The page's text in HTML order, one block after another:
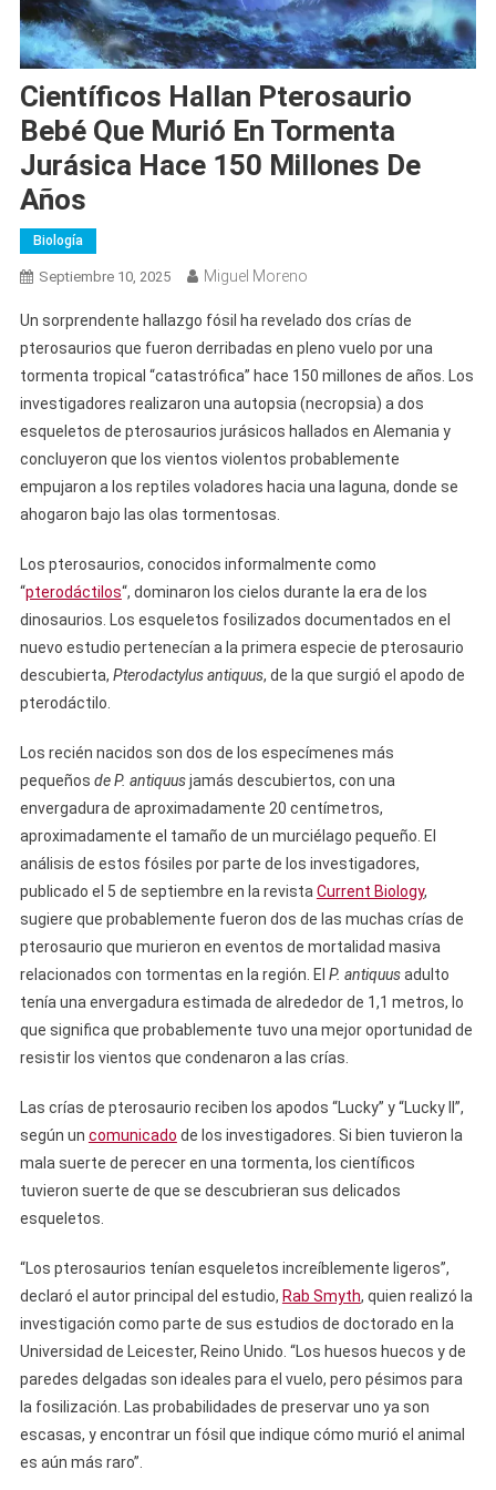
Científicos Hallan Pterosaurio
Bebé Que Murió En Tormenta
Jurásica Hace 150 Millones De
Años
Biología
Septiembre 10, 2025 Miguel Moreno
Un sorprendente hallazgo fósil ha revelado dos crías de
pterosaurios que fueron derribadas en pleno vuelo por una
tormenta tropical “catastrófica” hace 150 millones de años. Los
investigadores realizaron una autopsia (necropsia) a dos
esqueletos de pterosaurios jurásicos hallados en Alemania y
concluyeron que los vientos violentos probablemente
empujaron a los reptiles voladores hacia una laguna, donde se
ahogaron bajo las olas tormentosas.
Los pterosaurios, conocidos informalmente como
“pterodáctilos“, dominaron los cielos durante la era de los
dinosaurios. Los esqueletos fosilizados documentados en el
nuevo estudio pertenecían a la primera especie de pterosaurio
descubierta, Pterodactylus antiquus, de la que surgió el apodo de
pterodáctilo.
Los recién nacidos son dos de los especímenes más
pequeños de P. antiquusjamás descubiertos, con una
envergadura de aproximadamente 20 centímetros,
aproximadamente el tamaño de un murciélago pequeño. El
análisis de estos fósiles por parte de los investigadores,
publicado el 5 de septiembre en la revista Current Biology,
sugiere que probablemente fueron dos de las muchas crías de
pterosaurio que murieron en eventos de mortalidad masiva
relacionados con tormentas en la región. El P. antiquusadulto
tenía una envergadura estimada de alrededor de 1,1 metros, lo
que significa que probablemente tuvo una mejor oportunidad de
resistir los vientos que condenaron a las crías.
Las crías de pterosaurio reciben los apodos “Lucky” y “Lucky II”,
según un comunicado de los investigadores. Si bien tuvieron la
mala suerte de perecer en una tormenta, los científicos
tuvieron suerte de que se descubrieran sus delicados
esqueletos.
“Los pterosaurios tenían esqueletos increíblemente ligeros”,
declaró el autor principal del estudio, Rab Smyth, quien realizó la
investigación como parte de sus estudios de doctorado en la
Universidad de Leicester, Reino Unido. “Los huesos huecos y de
paredes delgadas son ideales para el vuelo, pero pésimos para
la fosilización. Las probabilidades de preservar uno ya son
escasas, y encontrar un fósil que indique cómo murió el animal
es aún más raro”.